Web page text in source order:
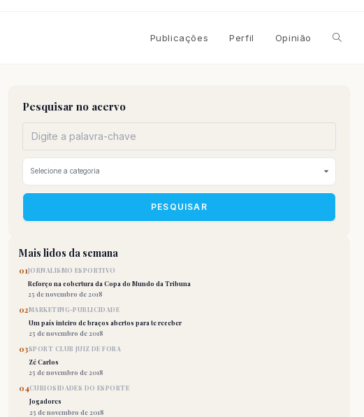
Publicações Perfil Opinião
site
Pesquisar no acervo
PESQUISAR
Mais lidos da semana
01JORNALISMO ESPORTIVO
Reforço na cobertura da Copa do Mundo da Tribuna
25 de novembro de 2018
02MARKETING-PUBLICIDADE
Um país inteiro de braços abertos para te receber
25 de novembro de 2018
03SPORT CLUB JUIZ DE FORA
Zé Carlos
25 de novembro de 2018
04CURIOSIDADES DO ESPORTE
Jogadores
25 de novembro de 2018